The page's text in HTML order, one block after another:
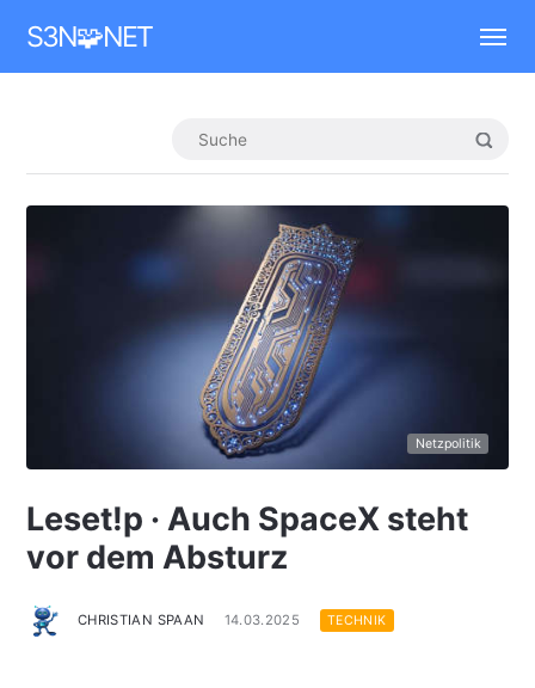
S3N🧩NET
Netzpolitik
Leset!p · Auch SpaceX steht
vor dem Absturz
CHRISTIAN SPAAN 14.03.2025 TECHNIK